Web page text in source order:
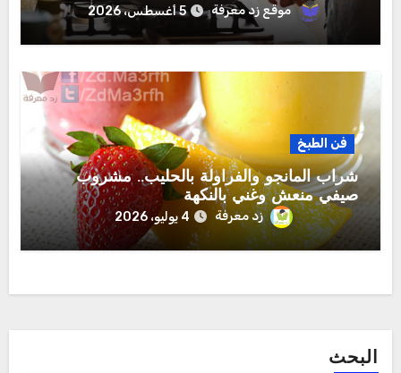
موقع زد معرفة 5 أغسطس، 2026
فن الطبخ
شراب المانجو والفراولة بالحليب.. مشروب
صيفي منعش وغني بالنكهة
زد معرفة 4 يوليو، 2026
البحث